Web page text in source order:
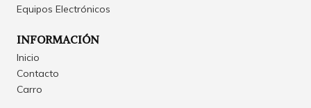
Equipos Electrónicos
INFORMACIÓN
Inicio
Contacto
Carro